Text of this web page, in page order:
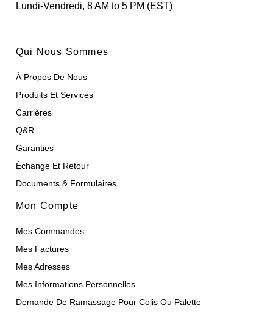
Lundi-Vendredi, 8 AM to 5 PM (EST)
Qui Nous Sommes
À Propos De Nous
Produits Et Services
Carrières
Q&R
Garanties
Échange Et Retour
Documents & Formulaires
Mon Compte
Mes Commandes
Mes Factures
Mes Adresses
Mes Informations Personnelles
Demande De Ramassage Pour Colis Ou Palette